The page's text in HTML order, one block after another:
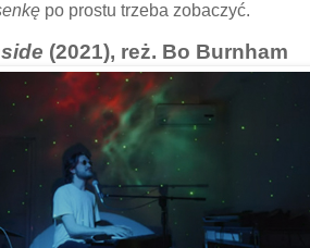
po prostu trzeba zobaczyć.
(2021), reż. Bo Burnham